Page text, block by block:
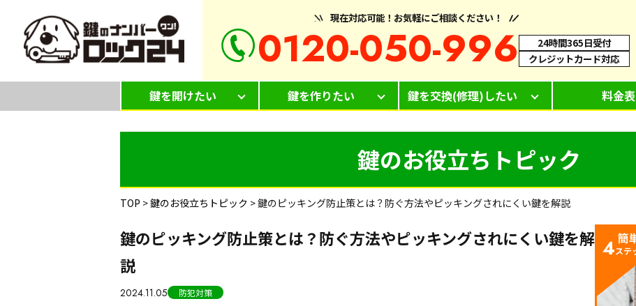
現在対応可能！お気軽にご相談ください！
0120-050-996
24時間365日受付
クレジットカード対応
鍵を開けたい 鍵を作りたい 鍵を交換(修理)したい 料金表
鍵のお役立ちトピック
TOP >鍵のお役立ちトピック >鍵のピッキング防止策とは？防ぐ方法やピッキングされにくい鍵を解説
鍵のピッキング防止策とは？防ぐ方法やピッキングされにくい鍵を解
説
2024.11.05 防犯対策